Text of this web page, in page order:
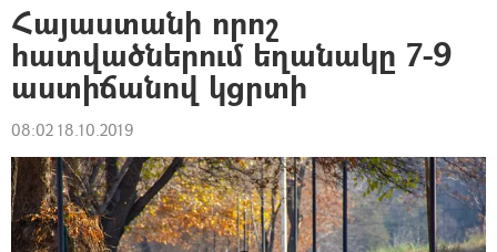
Հայաստանի որոշ
հատվածներում եղանակը 7-9
աստիճանով կցրտի
08:02 18.10.2019